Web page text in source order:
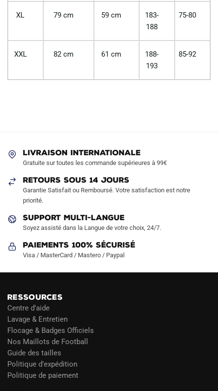
XL 79 cm 59 cm
183-
188
75-80
XXL 82 cm 61 cm
188-
193
85-92
LIVRAISON INTERNATIONALE
Gratuite sur toutes les commande supérieures à 99€
RETOURS SOUS 14 JOURS
Garantie Satisfait ou Remboursé. Votre satisfaction est notre
priorité.
SUPPORT MULTI-LANGUE
Soyez assisté dans la Langue de votre choix, 24/7.
Paiements 100% Sécurisé
Visa / MasterCard / Mastero / Paypal
RESSOURCES
Centre d’aide
Lavage & Entretien
Flocage & Badges Officiels
Nos Maillots de Football
Guide des tailles
Politique d’expédition
Politique de paiement